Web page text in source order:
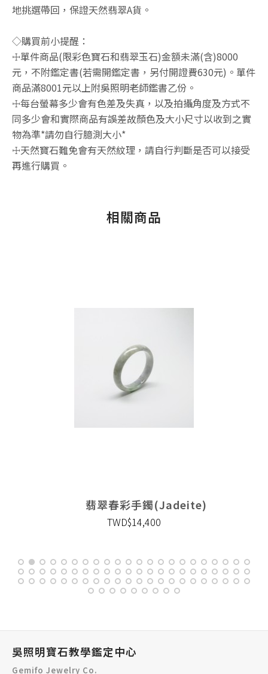
地挑選帶回，保證天然翡翠A貨。
◇購買前小提醒：
☩單件商品(限彩色寶石和翡翠玉石)金額未滿(含)8000
元，不附鑑定書(若需開鑑定書，另付開證費630元)。單件
商品滿8001元以上附吳照明老師鑑書乙份。
☩每台螢幕多少會有色差及失真，以及拍攝角度及方式不
同多少會和實際商品有誤差故顏色及大小尺寸以收到之實
物為準*請勿自行臆測大小*
☩天然寶石難免會有天然紋理，請自行判斷是否可以接受
再進行購買。
相關商品
翡翠春彩手鐲(Jadeite)
TWD$14,400
吳照明寶石教學鑑定中心
Gemifo Jewelry Co.